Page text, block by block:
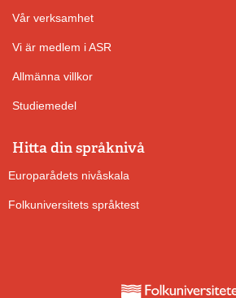
Vår verksamhet
Vi är medlem i ASR
Allmänna villkor
Studiemedel
Hitta din språknivå
Europarådets nivåskala
Folkuniversitets språktest